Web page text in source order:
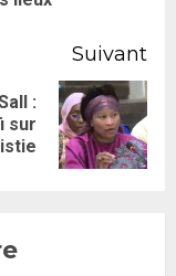
Suivant
:
sur